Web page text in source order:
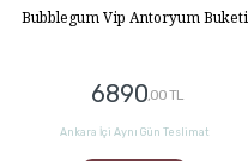
Bubblegum Vip Antoryum Buketi
6890,00 TL
Ankara İçi Aynı Gün Teslimat